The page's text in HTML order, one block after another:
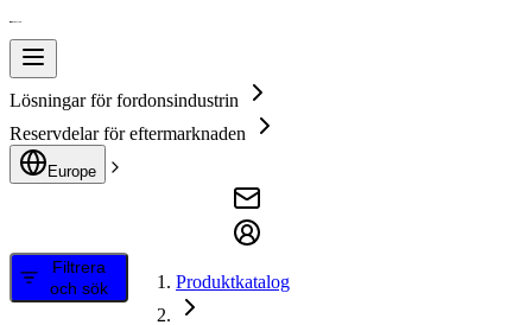
Lösningar för fordonsindustrin
Reservdelar för eftermarknaden
Europe
Filtrera
och sök
Produktkatalog